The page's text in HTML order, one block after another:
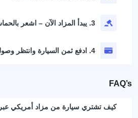
3. يبدأ المزاد الآن – اشعر بالحماس!
4. ادفع ثمن السيارة وانتظر وصولها
FAQ’s
كيف تشتري سيارة من مزاد أمريكي عبر Stat.VIN؟